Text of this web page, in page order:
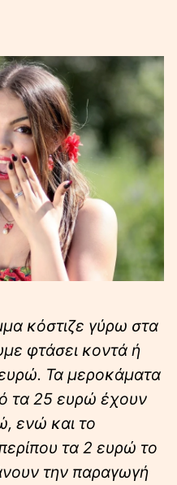
κόστιζε γύρω στα
φτάσει κοντά ή
Τα μεροκάματα
τα 25 ευρώ έχουν
ενώ και το
τα 2 ευρώ το
την παραγωγή